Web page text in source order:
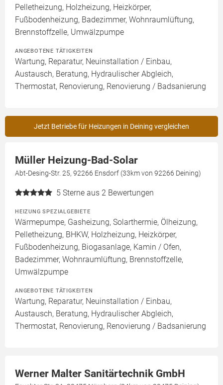
Pelletheizung, Holzheizung, Heizkörper,
Fußbodenheizung, Badezimmer, Wohnraumlüftung,
Brennstoffzelle, Umwälzpumpe
ANGEBOTENE TÄTIGKEITEN
Wartung, Reparatur, Neuinstallation / Einbau,
Austausch, Beratung, Hydraulischer Abgleich,
Thermostat, Renovierung, Renovierung / Badsanierung
Jetzt Betriebe für Heizungen in Deining vergleichen
Müller Heizung-Bad-Solar
Abt-Desing-Str. 25, 92266 Ensdorf (33km von 92266 Deining)
5 Sterne aus 2 Bewertungen
HEIZUNG SPEZIALGEBIETE
Wärmepumpe, Gasheizung, Solarthermie, Ölheizung,
Pelletheizung, BHKW, Holzheizung, Heizkörper,
Fußbodenheizung, Biogasanlage, Kamin / Ofen,
Badezimmer, Wohnraumlüftung, Brennstoffzelle,
Umwälzpumpe
ANGEBOTENE TÄTIGKEITEN
Wartung, Reparatur, Neuinstallation / Einbau,
Austausch, Beratung, Hydraulischer Abgleich,
Thermostat, Renovierung, Renovierung / Badsanierung
Werner Malter Sanitärtechnik GmbH